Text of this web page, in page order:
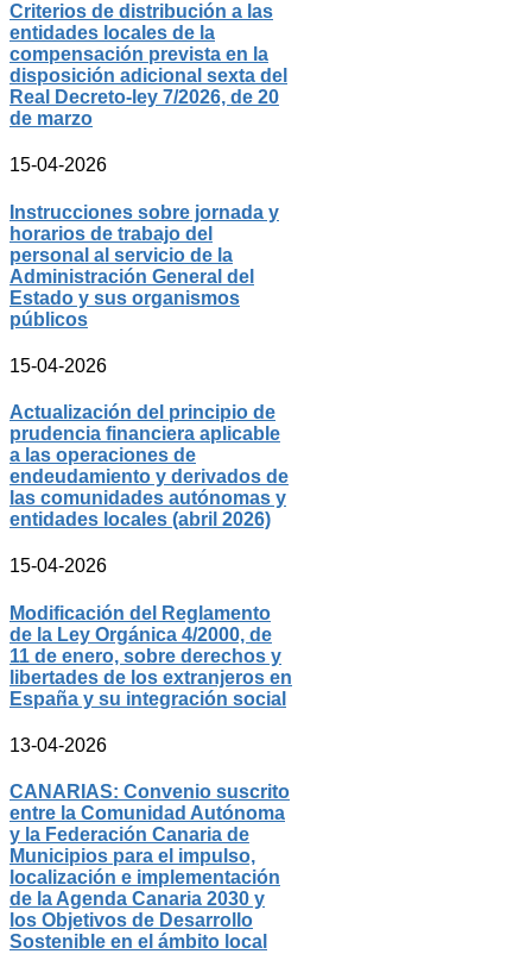
Criterios de distribución a las
entidades locales de la
compensación prevista en la
disposición adicional sexta del
Real Decreto-ley 7/2026, de 20
de marzo
15-04-2026
Instrucciones sobre jornada y
horarios de trabajo del
personal al servicio de la
Administración General del
Estado y sus organismos
públicos
15-04-2026
Actualización del principio de
prudencia financiera aplicable
a las operaciones de
endeudamiento y derivados de
las comunidades autónomas y
entidades locales (abril 2026)
15-04-2026
Modificación del Reglamento
de la Ley Orgánica 4/2000, de
11 de enero, sobre derechos y
libertades de los extranjeros en
España y su integración social
13-04-2026
CANARIAS: Convenio suscrito
entre la Comunidad Autónoma
y la Federación Canaria de
Municipios para el impulso,
localización e implementación
de la Agenda Canaria 2030 y
los Objetivos de Desarrollo
Sostenible en el ámbito local